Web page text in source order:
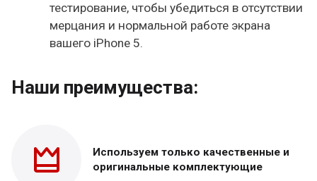
тестирование, чтобы убедиться в отсутствии
мерцания и нормальной работе экрана
вашего iPhone 5.
Наши преимущества:
Используем только качественные и
оригинальные комплектующие